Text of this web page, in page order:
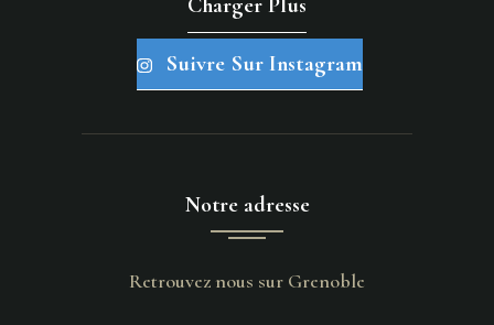
Suivre Sur Instagram
Notre adresse
Retrouvez nous sur Grenoble